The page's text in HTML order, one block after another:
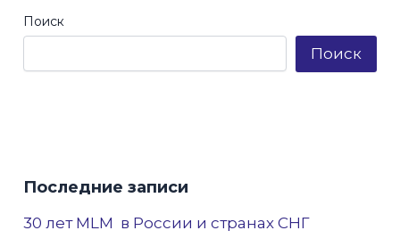
Поиск
Поиск
Последние записи
30 лет MLM в России и странах СНГ